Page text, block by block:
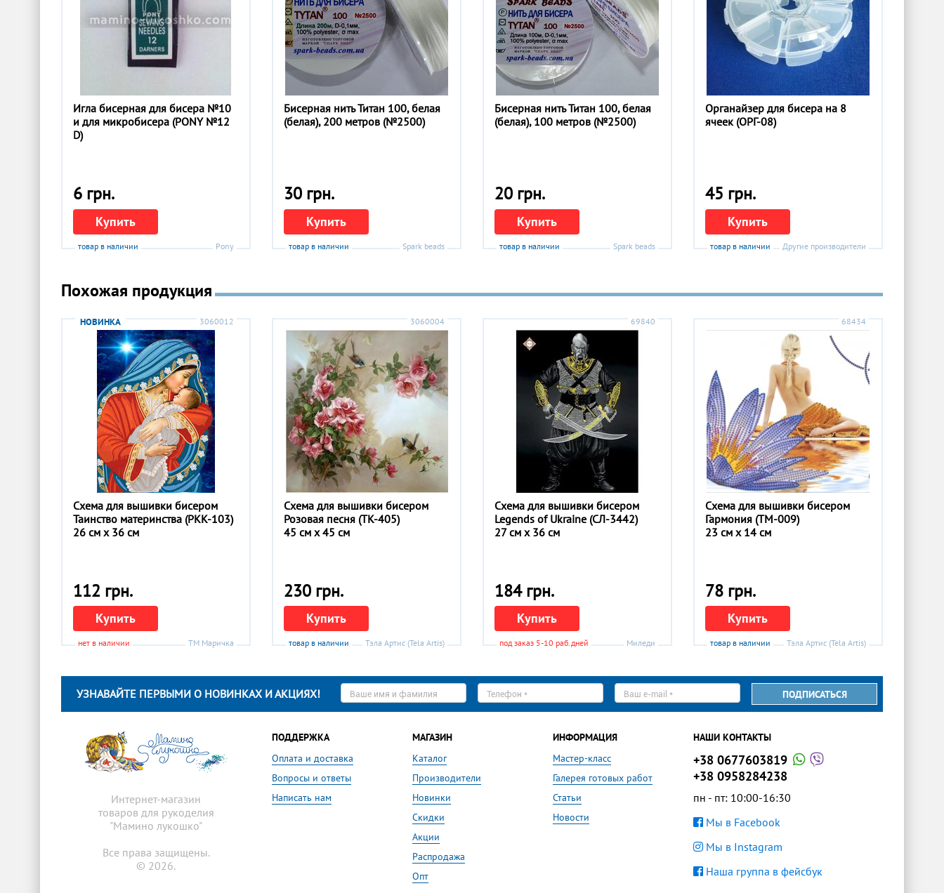
Игла бисерная для бисера №10
и для микробисера (PONY №12
D)
6 грн.
Купить
товар в наличии Pony
Бисерная нить Титан 100, белая
(белая), 200 метров (№2500)
30 грн.
Купить
товар в наличии Spark beads
Бисерная нить Титан 100, белая
(белая), 100 метров (№2500)
20 грн.
Купить
товар в наличии Spark beads
Органайзер для бисера на 8
ячеек (ОРГ-08)
45 грн.
Купить
товар в наличии Другие производители
Похожая продукция
НОВИНКА 3060012
Схема для вышивки бисером
Таинство материнства (РКК-103)
26 см x 36 см
112 грн.
Купить
нет в наличии ТМ Маричка
3060004
Схема для вышивки бисером
Розовая песня (ТК-405)
45 см x 45 см
230 грн.
Купить
товар в наличии Тэла Артис (Tela Artis)
69840
Схема для вышивки бисером
Legends of Ukraine (СЛ-3442)
27 см x 36 см
184 грн.
Купить
под заказ 5-10 раб.дней Миледи
68434
Схема для вышивки бисером
Гармония (ТМ-009)
23 см x 14 см
78 грн.
Купить
товар в наличии Тэла Артис (Tela Artis)
УЗНАВАЙТЕ ПЕРВЫМИ О НОВИНКАХ И АКЦИЯХ!
Ваше
имя
*
Телефон
*
E-
mail
*
ПОДПИСАТЬСЯ
Интернет-магазин
товаров для рукоделия
"Мамино лукошко"
Все права защищены.
© 2026.
ПОДДЕРЖКА
Оплата и доставка
Вопросы и ответы
Написать нам
МАГАЗИН
Каталог
Производители
Новинки
Скидки
Акции
Распродажа
Опт
ИНФОРМАЦИЯ
Мастер-класс
Галерея готовых работ
Статьи
Новости
НАШИ КОНТАКТЫ
+38 0677603819
+38 0958284238
пн - пт: 10:00-16:30
Мы в Facebook
Мы в Instagram
Наша группа в фейсбук